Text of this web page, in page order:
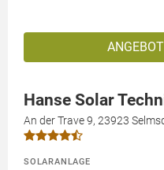
Hanse Solar
An der Trave 9, 23923
SOLARANLAGE